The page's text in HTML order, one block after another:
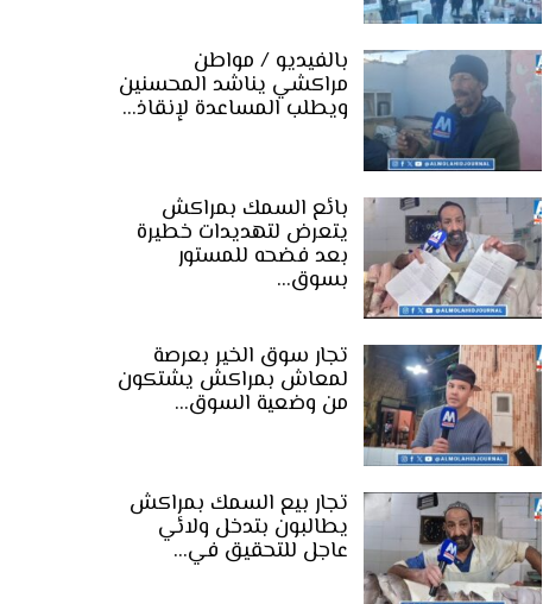
بالفيديو / مواطن
مراكشي يناشد المحسنين
ويطلب المساعدة لإنقاذ…
بائع السمك بمراكش
يتعرض لتهديدات خطيرة
بعد فضحه للمستور
بسوق…
تجار سوق الخير بعرصة
لمعاش بمراكش يشتكون
من وضعية السوق…
تجار بيع السمك بمراكش
يطالبون بتدخل ولائي
عاجل للتحقيق في…